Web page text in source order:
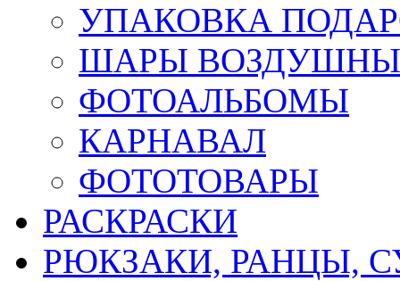
УПАКОВКА
ШАРЫ
ФОТОАЛЬБОМЫ
КАРНАВАЛ
ФОТОТОВАРЫ
РАСКРАСКИ
РЮКЗАКИ, РАНЦЫ,